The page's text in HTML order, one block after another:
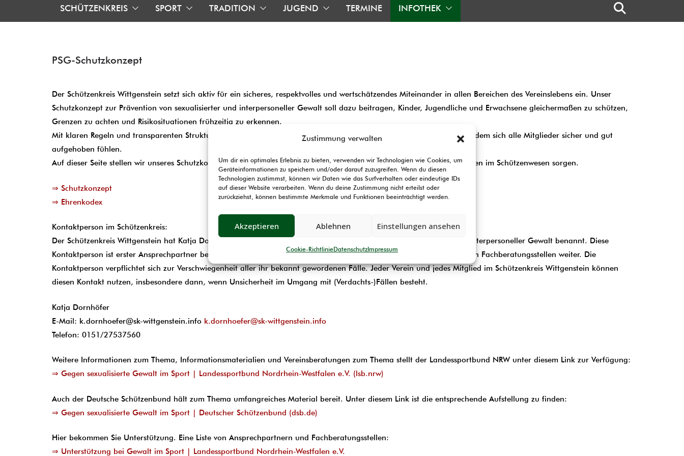
Zustimmung verwalten
Um dir ein optimales Erlebnis zu bieten, verwenden wir Technologien wie Cookies, um
Geräteinformationen zu speichern und/oder darauf zuzugreifen. Wenn du diesen
Technologien zustimmst, können wir Daten wie das Surfverhalten oder eindeutige IDs
auf dieser Website verarbeiten. Wenn du deine Zustimmung nicht erteilst oder
zurückziehst, können bestimmte Merkmale und Funktionen beeinträchtigt werden.
Akzeptieren Ablehnen Einstellungen ansehen
Cookie-RichtlinieDatenschutzImpressum
SCHÜTZENKREIS SPORT TRADITION JUGEND TERMINE INFOTHEK
PSG-Schutzkonzept
Der Schützenkreis Wittgenstein setzt sich aktiv für ein sicheres, respektvolles und wertschätzendes Miteinander in allen Bereichen des Vereinslebens ein. Unser
Schutzkonzept zur Prävention von sexualisierter und interpersoneller Gewalt soll dazu beitragen, Kinder, Jugendliche und Erwachsene gleichermaßen zu schützen,
Grenzen zu achten und Risikosituationen frühzeitig zu erkennen.
Mit klaren Regeln und transparenten Strukturen möchten wir Verantwortung übernehmen und ein Umfeld schaffen, in dem sich alle Mitglieder sicher und gut
aufgehoben fühlen.
Auf dieser Seite stellen wir unseres Schutzkonzepts vor und zeigen, wie wir gemeinsam für mehr Sicherheit und Vertrauen im Schützenwesen sorgen.
⇒ Schutzkonzept
⇒ Ehrenkodex
Kontaktperson im Schützenkreis:
Der Schützenkreis Wittgenstein hat Katja Dornhöfer als Kontaktperson für Fragen und Hinweise zu sexualisierter und interpersoneller Gewalt benannt. Diese
Kontaktperson ist erster Ansprechpartner bei (Verdachts-)Fällen von Kindeswohlgefährdung und vermittelt bei Bedarf an Fachberatungsstellen weiter. Die
Kontaktperson verpflichtet sich zur Verschwiegenheit aller ihr bekannt gewordenen Fälle. Jeder Verein und jedes Mitglied im Schützenkreis Wittgenstein können
diesen Kontakt nutzen, insbesondere dann, wenn Unsicherheit im Umgang mit (Verdachts-)Fällen besteht.
Katja Dornhöfer
E-Mail: k.dornhoefer@sk-wittgenstein.info k.dornhoefer@sk-wittgenstein.info
Telefon: 0151/27537560
Weitere Informationen zum Thema, Informationsmaterialien und Vereinsberatungen zum Thema stellt der Landessportbund NRW unter diesem Link zur Verfügung:
⇒ Gegen sexualisierte Gewalt im Sport | Landessportbund Nordrhein-Westfalen e.V. (lsb.nrw)
Auch der Deutsche Schützenbund hält zum Thema umfangreiches Material bereit. Unter diesem Link ist die entsprechende Aufstellung zu finden:
⇒ Gegen sexualisierte Gewalt im Sport | Deutscher Schützenbund (dsb.de)
Hier bekommen Sie Unterstützung. Eine Liste von Ansprechpartnern und Fachberatungsstellen:
⇒ Unterstützung bei Gewalt im Sport | Landessportbund Nordrhein-Westfalen e.V.